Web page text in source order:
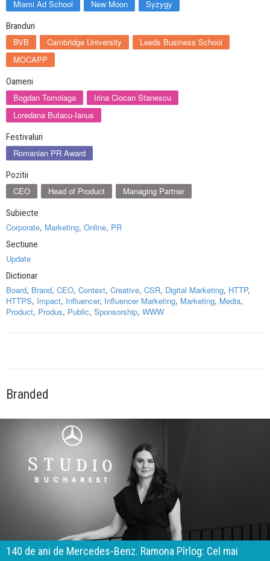
Miami Ad School
New Moon Syzygy
Branduri
BVB Cambridge University
Leeds Business School
MOCAPP
Oameni
Bogdan Tomoiaga
Irina Ciocan Stanescu
Loredana Butacu-Ianus
Festivaluri
Romanian PR Award
Pozitii
CEO Head of Product Managing Partner
Subiecte
Corporate, Marketing, Online, PR
Sectiune
Update
Dictionar
Board, Brand, CEO, Context, Creative, CSR, Digital Marketing, HTTP,
HTTPS, Impact, Influencer, Influencer Marketing, Marketing, Media,
Product, Produs, Public, Sponsorship, WWW
Branded
140 de ani de Mercedes-Benz. Ramona Pîrlog: Cel mai